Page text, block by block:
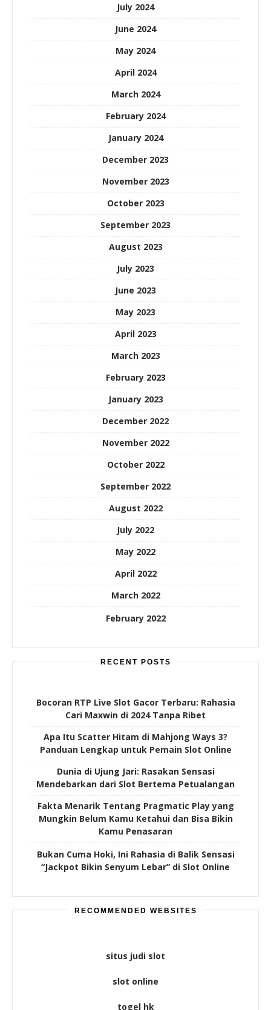
July 2024
June 2024
May 2024
April 2024
March 2024
February 2024
January 2024
December 2023
November 2023
October 2023
September 2023
August 2023
July 2023
June 2023
May 2023
April 2023
March 2023
February 2023
January 2023
December 2022
November 2022
October 2022
September 2022
August 2022
July 2022
May 2022
April 2022
March 2022
February 2022
RECENT POSTS
Bocoran RTP Live Slot Gacor Terbaru: Rahasia
Cari Maxwin di 2024 Tanpa Ribet
Apa Itu Scatter Hitam di Mahjong Ways 3?
Panduan Lengkap untuk Pemain Slot Online
Dunia di Ujung Jari: Rasakan Sensasi
Mendebarkan dari Slot Bertema Petualangan
Fakta Menarik Tentang Pragmatic Play yang
Mungkin Belum Kamu Ketahui dan Bisa Bikin
Kamu Penasaran
Bukan Cuma Hoki, Ini Rahasia di Balik Sensasi
“Jackpot Bikin Senyum Lebar” di Slot Online
RECOMMENDED WEBSITES
situs judi slot
slot online
togel hk